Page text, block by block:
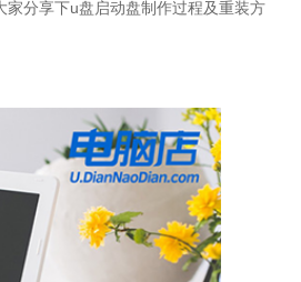
分享下u盘启动盘制作过程及重装方